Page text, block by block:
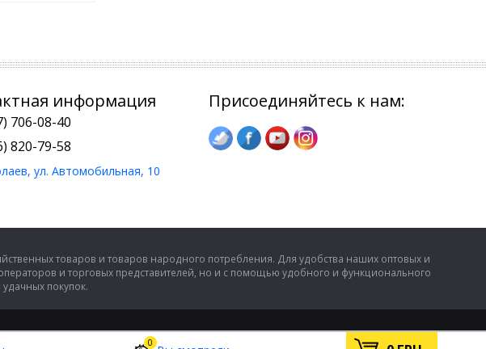
0
информация
706-08-40
820-79-58
ул. Автомобильная, 10
Присоединяйтесь к нам:
товаров и товаров народного потребления. Для удобства наших оптовых и
и торговых представителей, но и с помощью удобного и функционального
покупок.